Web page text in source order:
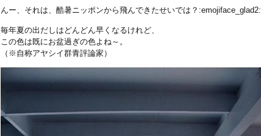
んー、それは、酷暑ニッポンから飛んできたせいでは？:emojiface_glad2:
毎年夏の出だしはどんどん早くなるけれど、
この色は既にお盆過ぎの色よね～。
（※自称アヤシイ群青評論家）